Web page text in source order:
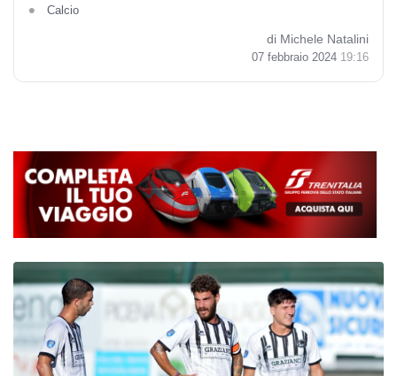
Calcio
di Michele Natalini
07 febbraio 2024 19:16